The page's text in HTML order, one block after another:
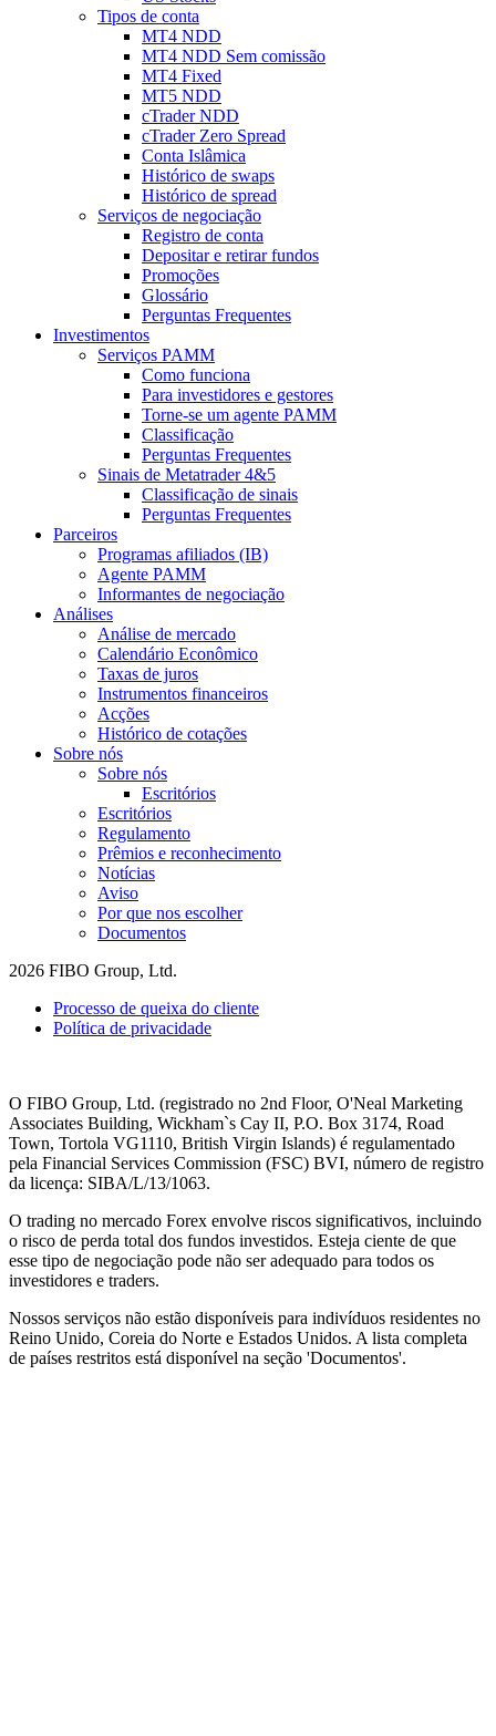
Tipos de conta
MT4 NDD
MT4 NDD Sem comissão
MT4 Fixed
MT5 NDD
cTrader NDD
cTrader Zero Spread
Conta Islâmica
Histórico de swaps
Histórico de spread
Serviços de negociação
Registro de conta
Depositar e retirar fundos
Promoções
Glossário
Perguntas Frequentes
Investimentos
Serviços PAMM
Como funciona
Para investidores e gestores
Torne-se um agente PAMM
Classificação
Perguntas Frequentes
Sinais de Metatrader 4&5
Classificação de sinais
Perguntas Frequentes
Parceiros
Programas afiliados (IB)
Agente PAMM
Informantes de negociação
Análises
Análise de mercado
Calendário Econômico
Taxas de juros
Instrumentos financeiros
Acções
Histórico de cotações
Sobre nós
Sobre nós
Escritórios
Escritórios
Regulamento
Prêmios e reconhecimento
Notícias
Aviso
Por que nos escolher
Documentos
2026 FIBO Group, Ltd.
Processo de queixa do cliente
Política de privacidade
O FIBO Group, Ltd. (registrado no 2nd Floor, O'Neal Marketing
Associates Building, Wickham`s Cay II, P.O. Box 3174, Road
Town, Tortola VG1110, British Virgin Islands) é regulamentado
pela Financial Services Commission (FSC) BVI, número de registro
da licença: SIBA/L/13/1063.
O trading no mercado Forex envolve riscos significativos, incluindo
o risco de perda total dos fundos investidos. Esteja ciente de que
esse tipo de negociação pode não ser adequado para todos os
investidores e traders.
Nossos serviços não estão disponíveis para indivíduos residentes no
Reino Unido, Coreia do Norte e Estados Unidos. A lista completa
de países restritos está disponível na seção 'Documentos'.